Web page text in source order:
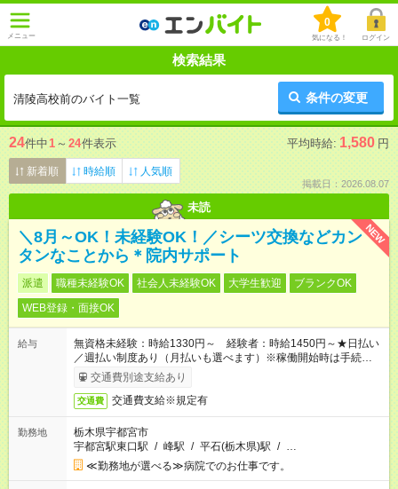
メニュー
0
気になる！ ログイン
検索結果
清陵高校前のバイト一覧 条件の変更
24件中1 ～ 24件表示 平均時給: 1,580 円
新着順 時給順 人気順
掲載日：2026.08.07
未読
NEW
＼8月～OK！未経験OK！／シーツ交換などカン
タンなことから＊院内サポート
派遣 職種未経験OK 社会人未経験OK 大学生歓迎
ブランクOK
WEB登録・面接OK
給与
無資格未経験：時給1330円～ 経験者：時給1450円～★日払い
／週払い制度あり（月払いも選べます）※稼働開始時は手続き完
了次第のお支払いとなります。
交通費別途支給あり
交通費 交通費支給※規定有
勤務地
栃木県宇都宮市
宇都宮駅東口駅 / 峰駅 / 平石(栃木県)駅 / …
≪勤務地が選べる≫病院でのお仕事です。